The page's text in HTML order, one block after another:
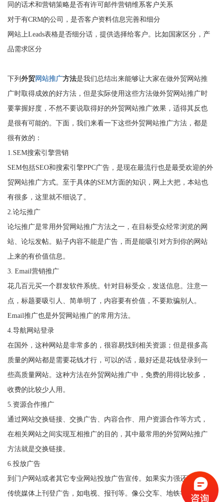
同的话术和营销策略是否有许可邮件营销维系客户关系
对于有CRM的公司，是否客户资料信息完善和细分
网站上Leads表格是否细分话，提供选择给客户。比如国家区分，产
品需求区分
下列 外贸网站推广方法是我们总结出来能够让大家在做外贸网站推
广时取得成效的好方法，但是实际使用这些方法做外贸网站推广时
要掌握好度，不然不要说取得好的外贸网站推广效果，适得其反也
是很有可能的。下面，我们来看一下这些外贸网站推广方法，都是
很有效的：
1.SEM搜索引擎营销
SEM包括SEO和搜索引擎PPC广告，是现在最流行也是最受欢迎的外
贸网站推广方式。至于具体的SEM方面的知识，网上大把，本站也
有很多，这里就不细说了。
2.论坛推广
论坛推广是常用外贸网站推广方法之一，在目标受众经常浏览的网
站、论坛发帖。贴子内容不能是广告，而是能吸引对方到你的网站
上来的有价值信息。
3. Email营销推广
花几百元买一个群发软件系统。针对目标受众，发送信息。注意一
点，标题要吸引人、简单明了，内容要有价值，不要欺骗别人。
Email推广也是外贸网站推广的常用方法。
4.导航网站登录
在国外，这种网站是非常多的，很容易找到相关资源；但是很多高
质量的网站都是需要花钱才行，可以的话，最好还是花钱登录到一
些高质量网站。这种方法在外贸网站推广中，免费的用得比较多，
收费的比较少人用。
5.资源合作推广
通过网站交换链接、交换广告、内容合作、用户资源合作等方式，
在相关网站之间实现互相推广的目的，其中最常用的外贸网站推广
方法就是交换链接。
6.投放广告
到门户网站或者其它专业网站投放广告宣传。如果实力强还可以在
传统媒体上刊登广告，如电视、报刊等。像公交车、地铁等广告方